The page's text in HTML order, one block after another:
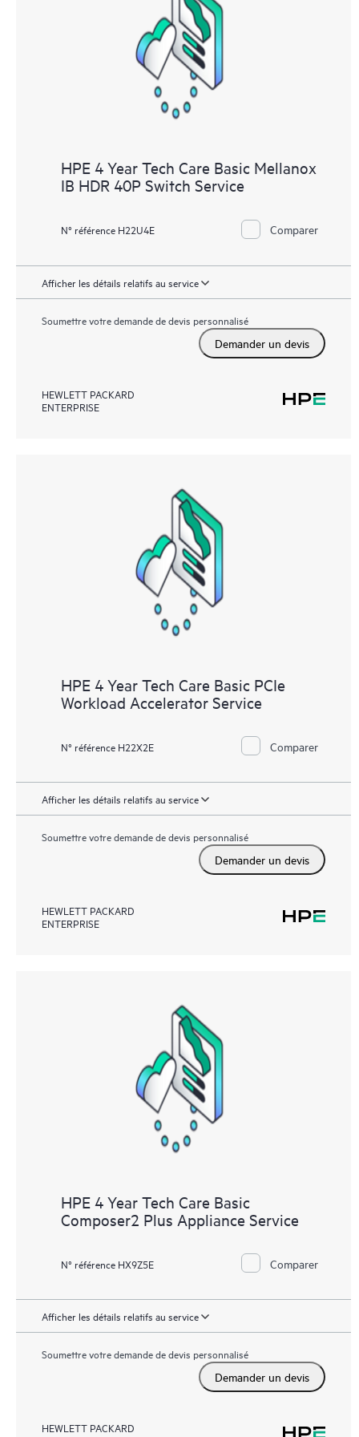
les différents produits installés dans leur environnement et en
comprenant comment ces produits interagissent ensemble. Les
nouveaux outils en libre-service permettent aux Clients
d’effectuer certaines activités sans avoir à ouvrir un incident de
support, tout en fournissant un portail de ressources de
connaissances dûment sélectionnées. Le service HPE Tech Care
périphérie au cloud.
HPE 4 Year Tech Care Basic Mellanox
IB HDR 40P Switch Service
N° référence H22U4E Comparer
Afficher les détails relatifs au service
Soumettre votre demande de devis personnalisé
Demander un devis
HEWLETT PACKARD
ENTERPRISE
HPE 4 Year Tech Care Basic PCIe
Workload Accelerator Service
N° référence H22X2E Comparer
Afficher les détails relatifs au service
Soumettre votre demande de devis personnalisé
Demander un devis
HEWLETT PACKARD
ENTERPRISE
HPE 4 Year Tech Care Basic
Composer2 Plus Appliance Service
N° référence HX9Z5E Comparer
Afficher les détails relatifs au service
Soumettre votre demande de devis personnalisé
Demander un devis
HEWLETT PACKARD